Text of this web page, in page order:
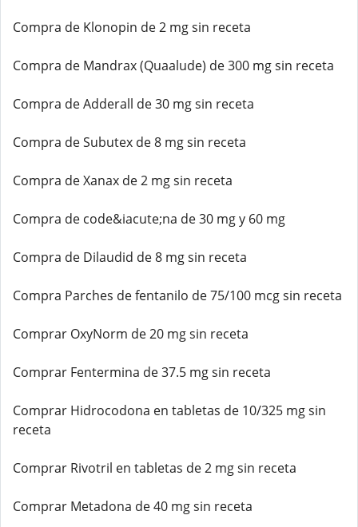
Compra de Klonopin de 2 mg sin receta
Compra de Mandrax (Quaalude) de 300 mg sin receta
Compra de Adderall de 30 mg sin receta
Compra de Subutex de 8 mg sin receta
Compra de Xanax de 2 mg sin receta
Compra de code&iacute;na de 30 mg y 60 mg
Compra de Dilaudid de 8 mg sin receta
Compra Parches de fentanilo de 75/100 mcg sin receta
Comprar OxyNorm de 20 mg sin receta
Comprar Fentermina de 37.5 mg sin receta
Comprar Hidrocodona en tabletas de 10/325 mg sin
receta
Comprar Rivotril en tabletas de 2 mg sin receta
Comprar Metadona de 40 mg sin receta